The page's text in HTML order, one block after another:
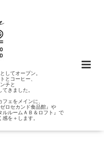
してオープン。
とコーヒー、
チと
きました。
フェをメインに、
ロセカンド食品館』や
ルルームＡＢ＆ロフト』で
を＋します。